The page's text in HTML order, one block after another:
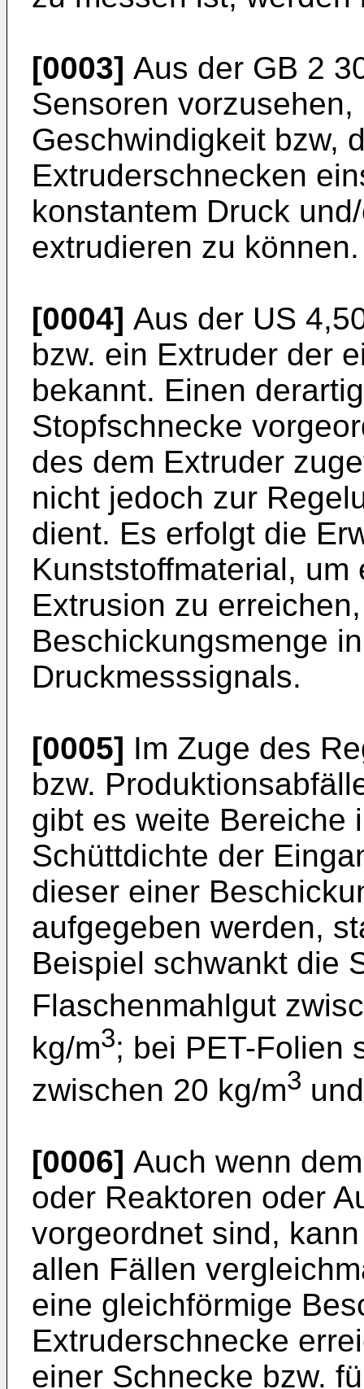
[0003] Aus der GB 2
Sensoren
Geschwindigkeit bzw,
Extruderschnecken
konstantem Druck
extrudieren zu können.
[0004] Aus der US
bzw. ein Extruder der
bekannt. Einen
Stopfschnecke
des dem Extruder
nicht jedoch zur
dient. Es erfolgt die
Kunststoffmaterial,
Extrusion zu
Beschickungsmenge
Druckmesssignals.
[0005] Im Zuge des
bzw.
gibt es weite Bereiche
Schüttdichte der
dieser einer
aufgegeben werden,
Beispiel schwankt die
Flaschenmahlgut
kg/m3; bei PET-Folien
zwischen 20 kg/m3
[0006] Auch wenn
oder Reaktoren oder
vorgeordnet sind,
allen Fällen
eine gleichförmige
Extruderschnecke
einer Schnecke bzw.